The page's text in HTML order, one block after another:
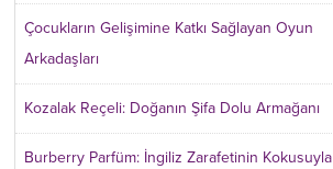
Çocukların Gelişimine Katkı Sağlayan Oyun
Arkadaşları
Kozalak Reçeli: Doğanın Şifa Dolu Armağanı
Burberry Parfüm: İngiliz Zarafetinin Kokusuyla